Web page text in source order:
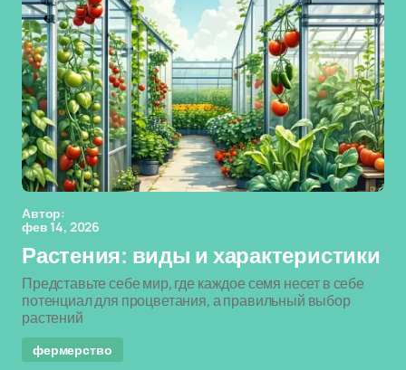
Автор:
фев 14, 2026
Растения: виды и характеристики
Представьте себе мир, где каждое семя несет в себе
потенциал для процветания, а правильный выбор
растений
фермерство